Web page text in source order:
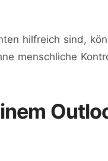
hilfreich sind,
menschliche